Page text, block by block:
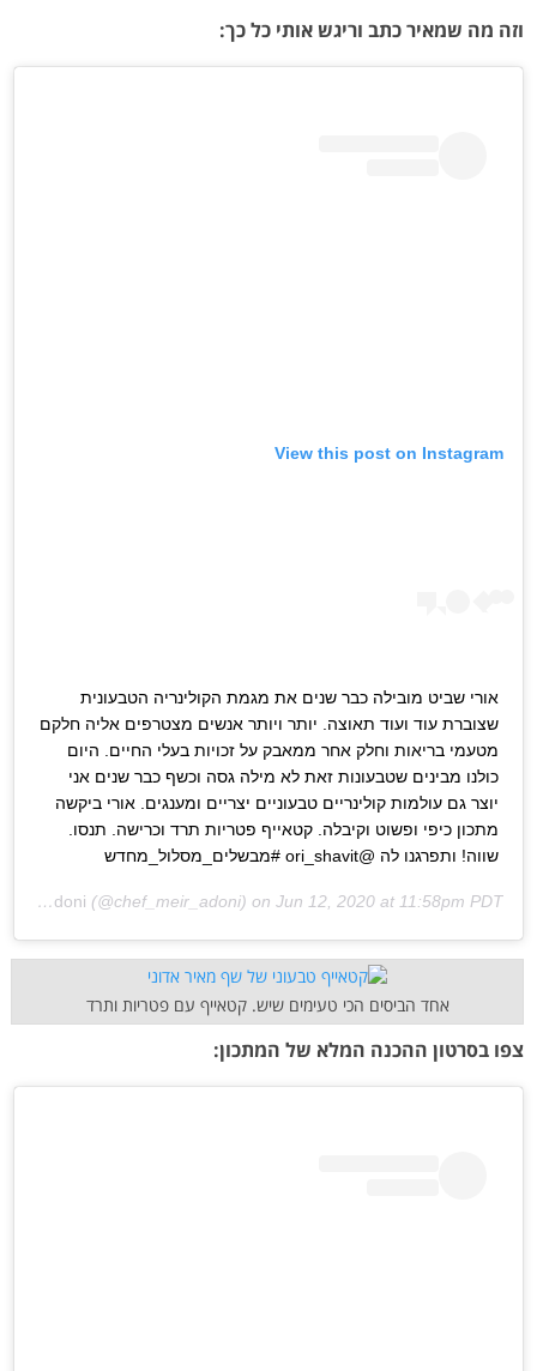
וזה מה שמאיר כתב וריגש אותי כל כך:
View this post on Instagram
אורי שביט מובילה כבר שנים את מגמת הקולינריה הטבעונית
שצוברת עוד ועוד תאוצה. יותר ויותר אנשים מצטרפים אליה חלקם
מטעמי בריאות וחלק אחר ממאבק על זכויות בעלי החיים. היום
כולנו מבינים שטבעונות זאת לא מילה גסה וכשף כבר שנים אני
יוצר גם עולמות קולינריים טבעוניים יצריים ומענגים. אורי ביקשה
מתכון כיפי ופשוט וקיבלה. קטאייף פטריות תרד וכרישה. תנסו.
שווה! ותפרגנו לה @ori_shavit #מבשלים_מסלול_מחדש
meir adoni (@chef_meir_adoni) on Jun 12, 2020 at 11:58pm PDT
אחד הביסים הכי טעימים שיש. קטאייף עם פטריות ותרד
צפו בסרטון ההכנה המלא של המתכון: